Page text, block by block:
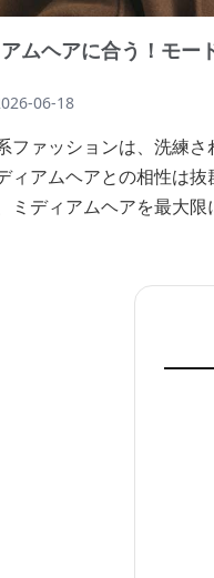
ムヘアに合う！モー
06-18
ファッションは、洗練
ィアムヘアとの相性は抜
ミディアムヘアを最大限